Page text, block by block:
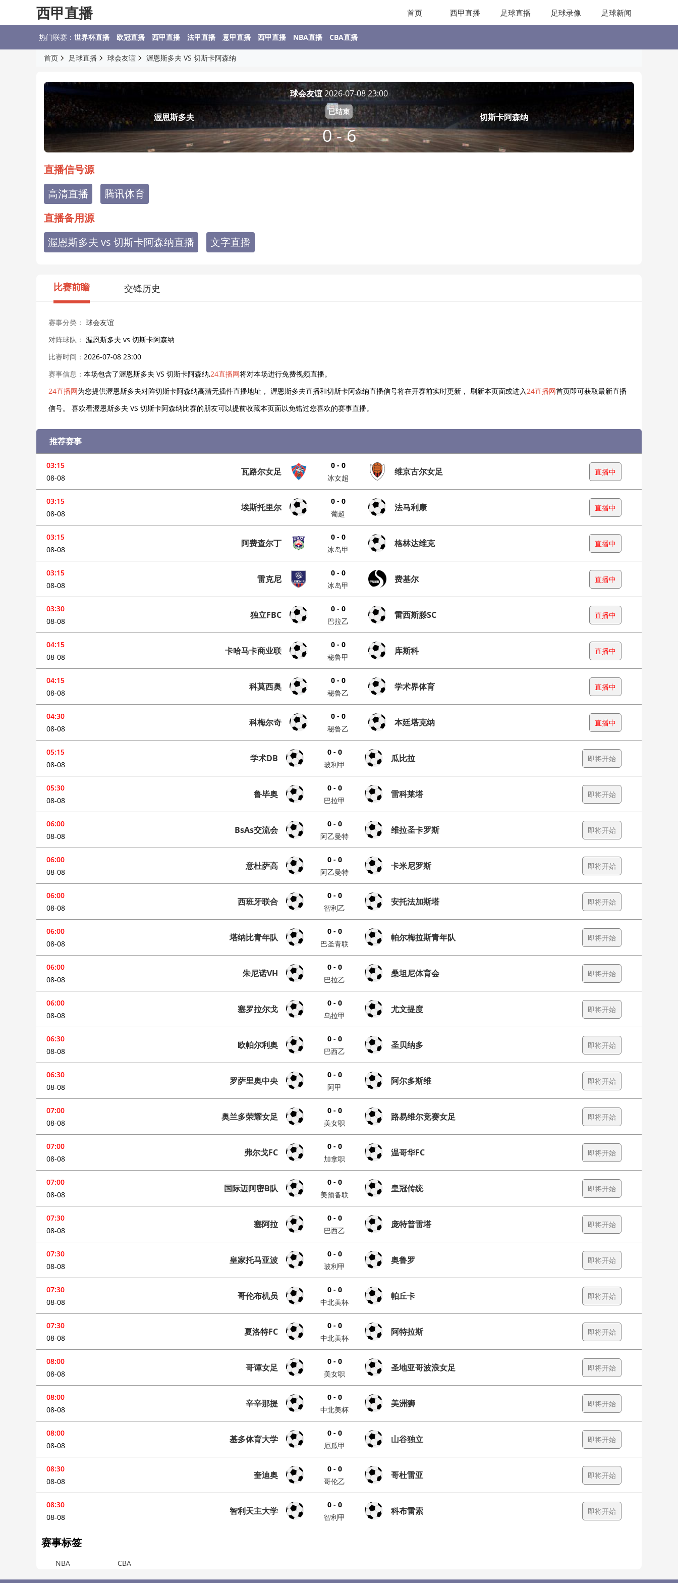
西甲直播 首页 西甲直播 足球直播 足球录像 足球新闻
热门联赛： 世界杯直播 欧冠直播 西甲直播 法甲直播 意甲直播 西甲直播 NBA直播 CBA直播
首页 足球直播 球会友谊 渥恩斯多夫 VS 切斯卡阿森纳
渥恩斯多夫
球会友谊2026-07-08 23:00
已结束
0 - 6
切斯卡阿森纳
直播信号源
高清直播
腾讯体育
直播备用源
渥恩斯多夫 vs 切斯卡阿森纳直播
文字直播
比赛前瞻 交锋历史
赛事分类： 球会友谊
对阵球队： 渥恩斯多夫 vs 切斯卡阿森纳
比赛时间： 2026-07-08 23:00
赛事信息： 本场包含了渥恩斯多夫 VS 切斯卡阿森纳,24直播网将对本场进行免费视频直播。
24直播网为您提供渥恩斯多夫对阵切斯卡阿森纳高清无插件直播地址， 渥恩斯多夫直播和切斯卡阿森纳直播信号将在开赛前实时更新， 刷新本页面或进入24直播网首页即可获取最新直播
信号。 喜欢看渥恩斯多夫 VS 切斯卡阿森纳比赛的朋友可以提前收藏本页面以免错过您喜欢的赛事直播。
推荐赛事
03:15
08-08
瓦路尔女足
0 - 0
冰女超
维京古尔女足 直播中
03:15
08-08
埃斯托里尔
0 - 0
葡超
法马利康 直播中
03:15
08-08
阿费查尔丁
0 - 0
冰岛甲
格林达维克 直播中
03:15
08-08
雷克尼
0 - 0
冰岛甲
费基尔 直播中
03:30
08-08
独立FBC
0 - 0
巴拉乙
雷西斯滕SC 直播中
04:15
08-08
卡哈马卡商业联
0 - 0
秘鲁甲
库斯科 直播中
04:15
08-08
科莫西奥
0 - 0
秘鲁乙
学术界体育 直播中
04:30
08-08
科梅尔奇
0 - 0
秘鲁乙
本廷塔克纳 直播中
05:15
08-08
学术DB
0 - 0
玻利甲
瓜比拉 即将开始
05:30
08-08
鲁毕奥
0 - 0
巴拉甲
雷科莱塔 即将开始
06:00
08-08
BsAs交流会
0 - 0
阿乙曼特
维拉圣卡罗斯 即将开始
06:00
08-08
意杜萨高
0 - 0
阿乙曼特
卡米尼罗斯 即将开始
06:00
08-08
西班牙联合
0 - 0
智利乙
安托法加斯塔 即将开始
06:00
08-08
塔纳比青年队
0 - 0
巴圣青联
帕尔梅拉斯青年队 即将开始
06:00
08-08
朱尼诺VH
0 - 0
巴拉乙
桑坦尼体育会 即将开始
06:00
08-08
塞罗拉尔戈
0 - 0
乌拉甲
尤文提度 即将开始
06:30
08-08
欧帕尔利奥
0 - 0
巴西乙
圣贝纳多 即将开始
06:30
08-08
罗萨里奥中央
0 - 0
阿甲
阿尔多斯维 即将开始
07:00
08-08
奥兰多荣耀女足
0 - 0
美女职
路易维尔竞赛女足 即将开始
07:00
08-08
弗尔戈FC
0 - 0
加拿职
温哥华FC 即将开始
07:00
08-08
国际迈阿密B队
0 - 0
美预备联
皇冠传统 即将开始
07:30
08-08
塞阿拉
0 - 0
巴西乙
庞特普雷塔 即将开始
07:30
08-08
皇家托马亚波
0 - 0
玻利甲
奥鲁罗 即将开始
07:30
08-08
哥伦布机员
0 - 0
中北美杯
帕丘卡 即将开始
07:30
08-08
夏洛特FC
0 - 0
中北美杯
阿特拉斯 即将开始
08:00
08-08
哥谭女足
0 - 0
美女职
圣地亚哥波浪女足 即将开始
08:00
08-08
辛辛那提
0 - 0
中北美杯
美洲狮 即将开始
08:00
08-08
基多体育大学
0 - 0
厄瓜甲
山谷独立 即将开始
08:30
08-08
奎迪奥
0 - 0
哥伦乙
哥杜雷亚 即将开始
08:30
08-08
智利天主大学
0 - 0
智利甲
科布雷索 即将开始
赛事标签
NBA CBA